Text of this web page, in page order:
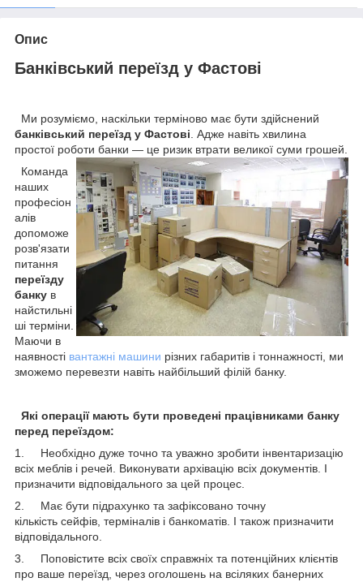
Опис
Банківський переїзд у Фастові
Ми розуміємо, наскільки терміново має бути здійснений
банківський переїзд у Фастові. Адже навіть хвилина
простої роботи банки — це ризик втрати великої суми грошей.
Команда
наших
професіон
алів
допоможе
розв'язати
питання
переїзду
банку в
найстильні
ші терміни.
Маючи в
наявності вантажні машини різних габаритів і тоннажності, ми
зможемо перевезти навіть найбільший філій банку.
Які операції мають бути проведені працівниками банку
перед переїздом:
1. Необхідно дуже точно та уважно зробити інвентаризацію
всіх меблів і речей. Виконувати архівацію всіх документів. І
призначити відповідального за цей процес.
2. Має бути підрахунко та зафіксовано точну
кількість сейфів, терміналів і банкоматів. І також призначити
відповідального.
3. Поповістите всіх своїх справжніх та потенційних клієнтів
про ваше переїзд, через оголошень на всіляких банерних